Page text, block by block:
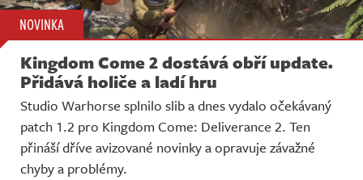
NOVINKA
Kingdom Come 2 dostává obří update.
Přidává holiče a ladí hru
Studio Warhorse splnilo slib a dnes vydalo očekávaný
patch 1.2 pro Kingdom Come: Deliverance 2. Ten
přináší dříve avizované novinky a opravuje závažné
chyby a problémy.